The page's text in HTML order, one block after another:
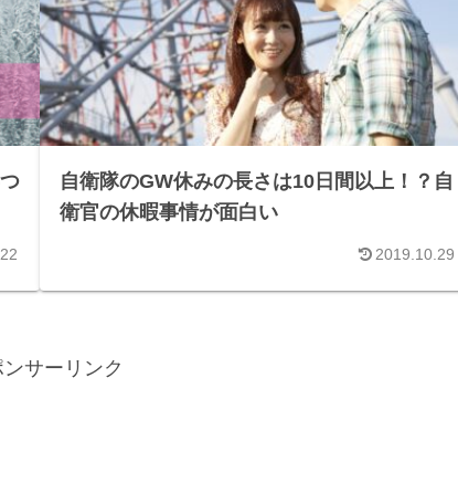
自衛隊のGW休みの長さは10日間以上！？自
衛官の休暇事情が面白い
2019.10.29
ンサーリンク